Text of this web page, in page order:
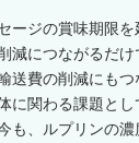
ージの賞味期限
減につながるだ
送費の削減にも
に関わる課題と
も、ルプリンの